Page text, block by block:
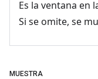
Es la ventana en
Si se omite, se
MUESTRA